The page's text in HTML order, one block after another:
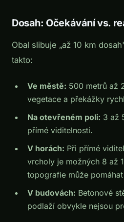
Dosah: Očekávání vs.
Obal slibuje „až 10 km
takto:
Ve městě: 500 metrů až
vegetace a překážky
Na otevřeném poli: 3 až
přímé viditelnosti.
V horách: Při přímé
vrcholy je možných 8 až
topografie může
V budovách: Betonové
podlaží obvykle nejsou